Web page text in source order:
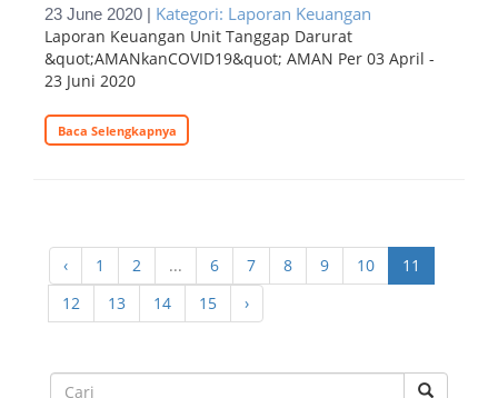
23 June 2020 | Kategori: Laporan Keuangan
Laporan Keuangan Unit Tanggap Darurat
&quot;AMANkanCOVID19&quot; AMAN Per 03 April -
23 Juni 2020
Baca Selengkapnya
‹ 1 2 ... 6 7 8 9 10
11
12
13 14 15 ›